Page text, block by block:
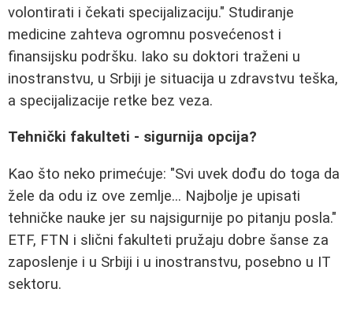
volontirati i čekati specijalizaciju." Studiranje
medicine zahteva ogromnu posvećenost i
finansijsku podršku. Iako su doktori traženi u
inostranstvu, u Srbiji je situacija u zdravstvu teška,
a specijalizacije retke bez veza.
Tehnički fakulteti - sigurnija opcija?
Kao što neko primećuje: "Svi uvek dođu do toga da
žele da odu iz ove zemlje... Najbolje je upisati
tehničke nauke jer su najsigurnije po pitanju posla."
ETF, FTN i slični fakulteti pružaju dobre šanse za
zaposlenje i u Srbiji i u inostranstvu, posebno u IT
sektoru.